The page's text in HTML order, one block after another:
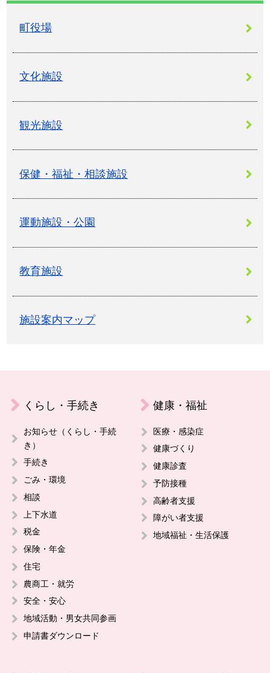
町役場
文化施設
観光施設
保健・福祉・相談施設
運動施設・公園
教育施設
施設案内マップ
くらし・手続き
お知らせ（くらし・手続
き）
手続き
ごみ・環境
相談
上下水道
税金
保険・年金
住宅
農商工・就労
安全・安心
地域活動・男女共同参画
申請書ダウンロード
健康・福祉
医療・感染症
健康づくり
健康診査
予防接種
高齢者支援
障がい者支援
地域福祉・生活保護